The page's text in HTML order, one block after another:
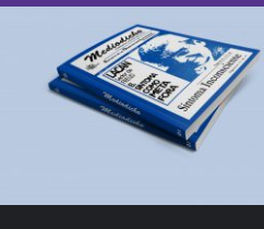
DETALLES